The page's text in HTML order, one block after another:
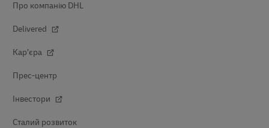
Про компанію DHL
Delivered
Кар’єра
Прес-центр
Інвестори
Сталий розвиток